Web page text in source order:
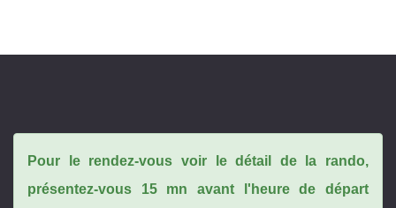
Pour le rendez-vous voir le détail de la rando,
présentez-vous 15 mn avant l'heure de départ